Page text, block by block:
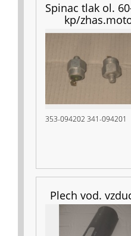
Spinac tlak ol.
kp/
353-094202 341-094201
Plech vod.